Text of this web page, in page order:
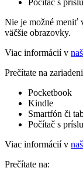
Počítač s
Nie je možné meniť
väčšie obrazovky.
Viac informácií v
Prečítate na
Pocketbook
Kindle
Smartfón či
Počítač s
Viac informácií v
Prečítate na: